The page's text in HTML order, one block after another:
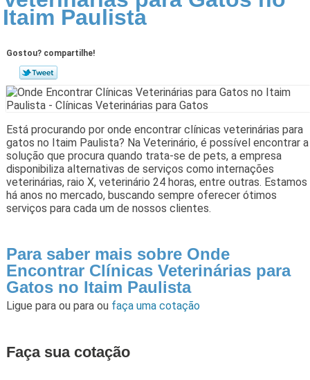
Itaim Paulista
Gostou? compartilhe!
Está procurando por onde encontrar clínicas veterinárias para
gatos no Itaim Paulista? Na Veterinário, é possível encontrar a
solução que procura quando trata-se de pets, a empresa
disponibiliza alternativas de serviços como internações
veterinárias, raio X, veterinário 24 horas, entre outras. Estamos
há anos no mercado, buscando sempre oferecer ótimos
serviços para cada um de nossos clientes.
Para saber mais sobre Onde
Encontrar Clínicas Veterinárias para
Gatos no Itaim Paulista
Ligue para ou para ou faça uma cotação
Faça sua cotação